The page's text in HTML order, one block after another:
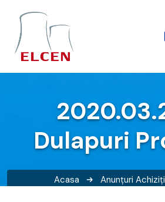
Dulapuri
Acasa Anunțuri